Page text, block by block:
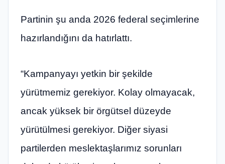
Partinin şu anda 2026 federal seçimlerine
hazırlandığını da hatırlattı.
“Kampanyayı yetkin bir şekilde
yürütmemiz gerekiyor. Kolay olmayacak,
ancak yüksek bir örgütsel düzeyde
yürütülmesi gerekiyor. Diğer siyasi
partilerden meslektaşlarımız sorunları